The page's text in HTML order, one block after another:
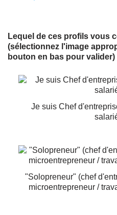
Lequel de ces profils vous
(sélectionnez l'image
bouton en bas pour valider)
Je suis Chef
"Solopreneur" (chef
microentrepreneur /